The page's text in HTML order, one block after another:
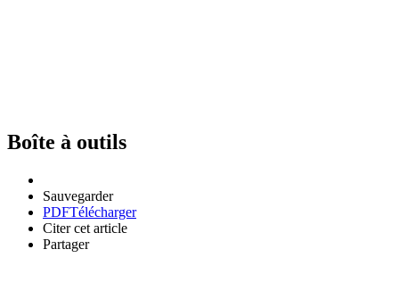
Boîte à outils
Sauvegarder
PDFTélécharger
Citer cet article
Partager